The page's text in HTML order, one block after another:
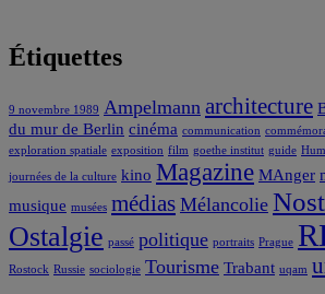
Étiquettes
9 novembre 1989 Ampelmann architecture
du mur de Berlin cinéma communication
exploration spatiale exposition film goethe institut guide
journées de la culture kino Magazine MAnger
musique musées médias Mélancolie
Ostalgie passé politique portraits Prague
Rostock Russie sociologie Tourisme Trabant uqam